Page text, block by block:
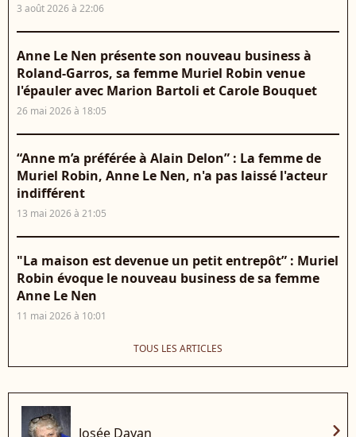
3 août 2026 à 22:06
Anne Le Nen présente son nouveau business à
Roland-Garros, sa femme Muriel Robin venue
l'épauler avec Marion Bartoli et Carole Bouquet
26 mai 2026 à 18:05
“Anne m’a préférée à Alain Delon” : La femme de
Muriel Robin, Anne Le Nen, n'a pas laissé l'acteur
indifférent
13 mai 2026 à 21:05
"La maison est devenue un petit entrepôt” : Muriel
Robin évoque le nouveau business de sa femme
Anne Le Nen
11 mai 2026 à 10:01
TOUS LES ARTICLES
Josée Dayan chevron_right